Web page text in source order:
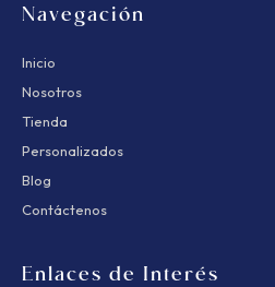
Navegación
Inicio
Nosotros
Tienda
Personalizados
Blog
Contáctenos
Enlaces de Interés